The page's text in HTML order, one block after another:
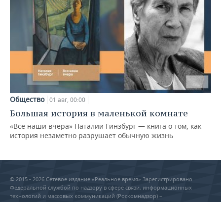
Общество 01 авг, 00:00
Большая история в маленькой комнате
«Все наши вчера» Наталии Гинзбург — книга о том, как
история незаметно разрушает обычную жизнь
© 2015 - 2026 Сетевое издание «Реальное время» Зарегистрировано
Федеральной службой по надзору в сфере связи, информационных
технологий и массовых коммуникаций (Роскомнадзор) –